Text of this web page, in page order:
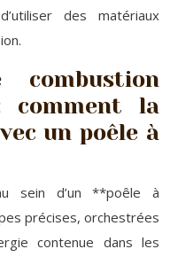
des matériaux
combustion
comment la
un poêle à
sein d’un **poêle à
précises, orchestrées
contenue dans les